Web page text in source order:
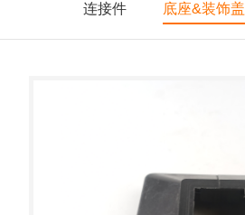
连接件 底座&装饰盖